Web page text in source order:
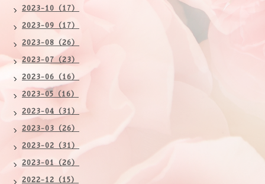
2023-10（17）
2023-09（17）
2023-08（26）
2023-07（23）
2023-06（16）
2023-05（16）
2023-04（31）
2023-03（26）
2023-02（31）
2023-01（26）
2022-12（15）